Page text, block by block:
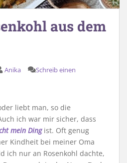
aus dem
Anika
Schreib einen
liebt man, so die
ich war mir sicher, dass
mein Dingist. Oft genug
Kindheit bei meiner Oma
ich nur an Rosenkohl dachte,